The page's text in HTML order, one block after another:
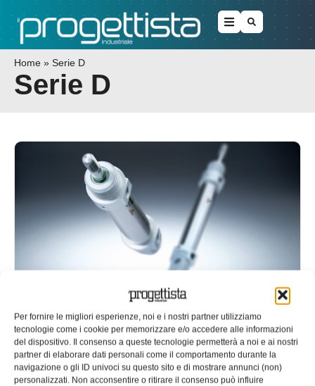
Per fornire le migliori esperienze, noi e i nostri partner utilizziamo
tecnologie come i cookie per memorizzare e/o accedere alle informazioni
del dispositivo. Il consenso a queste tecnologie permetterà a noi e ai nostri
partner di elaborare dati personali come il comportamento durante la
navigazione o gli ID univoci su questo sito e di mostrare annunci (non)
personalizzati. Non acconsentire o ritirare il consenso può influire
Home » Serie D
Serie D
La sinergia di Camozzi per l’IIoT e i
sistemi cyber fisici
Una sinergia vincente quella tra la capofila del Gruppo
bresciano, Camozzi Automation – azienda specializzata
nella produzione di componenti, sistemi